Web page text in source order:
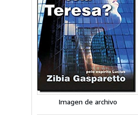
Imagen de archivo